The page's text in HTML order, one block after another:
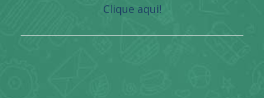
Clique aqui!